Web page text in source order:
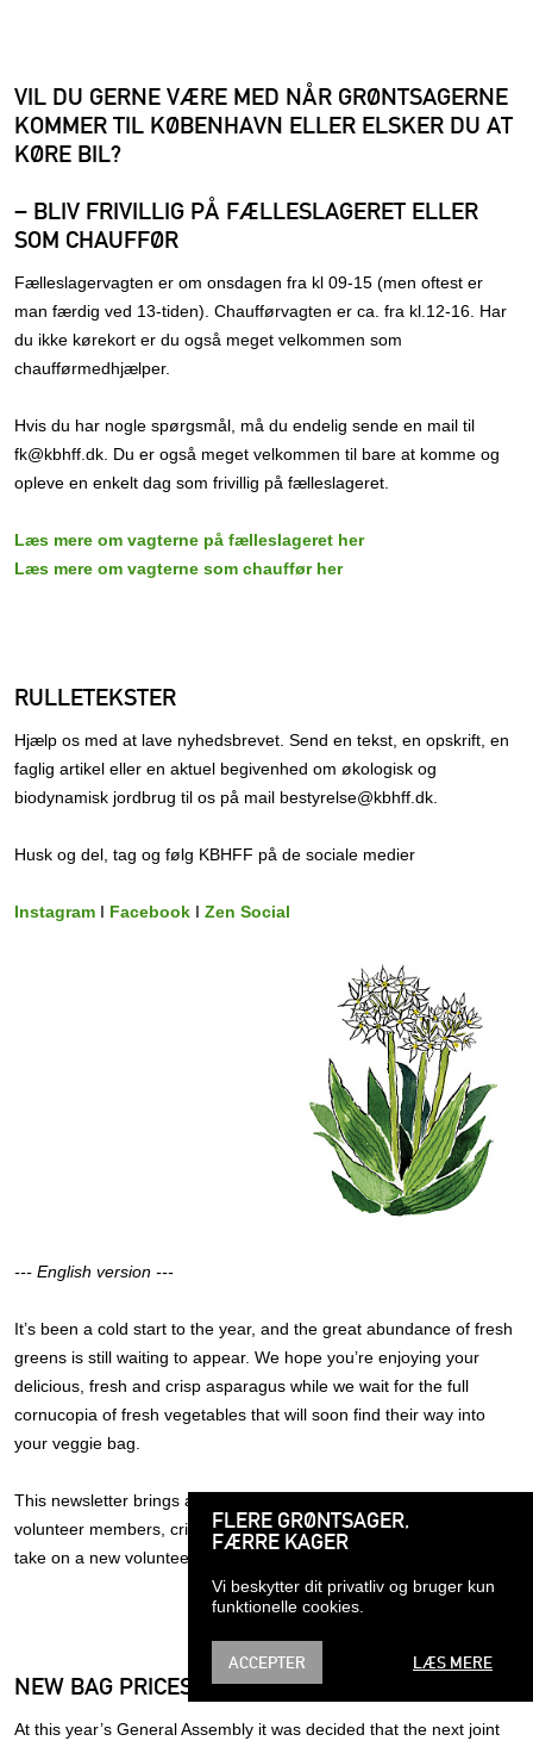
FLERE GRØNTSAGER,
FÆRRE KAGER
Vi beskytter dit privatliv og bruger kun
funktionelle cookies.
ACCEPTER LÆS MERE
VIL DU GERNE VÆRE MED NÅR GRØNTSAGERNE
KOMMER TIL KØBENHAVN ELLER ELSKER DU AT
KØRE BIL?
– BLIV FRIVILLIG PÅ FÆLLESLAGERET ELLER
SOM CHAUFFØR
Fælleslagervagten er om onsdagen fra kl 09-15 (men oftest er
man færdig ved 13-tiden). Chaufførvagten er ca. fra kl.12-16. Har
du ikke kørekort er du også meget velkommen som
chaufførmedhjælper.
Hvis du har nogle spørgsmål, må du endelig sende en mail til
fk@kbhff.dk. Du er også meget velkommen til bare at komme og
opleve en enkelt dag som frivillig på fælleslageret.
Læs mere om vagterne på fælleslageret her
Læs mere om vagterne som chauffør her
RULLETEKSTER
Hjælp os med at lave nyhedsbrevet. Send en tekst, en opskrift, en
faglig artikel eller en aktuel begivenhed om økologisk og
biodynamisk jordbrug til os på mail bestyrelse@kbhff.dk.
Husk og del, tag og følg KBHFF på de sociale medier
Instagram I Facebook I Zen Social
--- English version ---
It’s been a cold start to the year, and the great abundance of fresh
greens is still waiting to appear. We hope you’re enjoying your
delicious, fresh and crisp asparagus while we wait for the full
cornucopia of fresh vegetables that will soon find their way into
your veggie bag.
This newsletter brings an important update on new prices for
volunteer members, crisp farm visits and fresh opportunities to
take on a new volunteer role in your food community <3
NEW BAG PRICES FOR VOLUNTEER MEMBERS
At this year’s General Assembly it was decided that the next joint